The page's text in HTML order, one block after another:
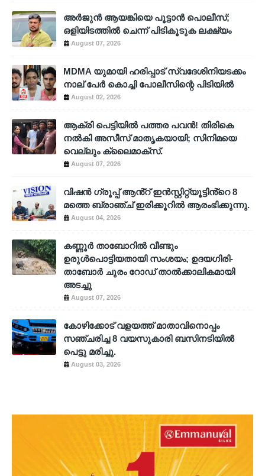
അര്‍ജുന്‍ ആയങ്കിയെ പൂട്ടാന്‍ പൊലീസ്;
ഒളിയിടത്തില്‍ ചെന്ന് പിടികൂടുക ലക്ഷ്യം
August 07, 2026
MDMA യുമായി ഹരിപ്പാട് സ്വദേശിനിയടക്കം
നാല് പേർ കൊച്ചി പോലീസിന്റെ പിടിയിൽ
August 02, 2026
ആക്രി പെട്ടിയിൽ പത്തര പവൻ! തിരികെ
നൽകി അസീസ് മാതൃകയായി; സിനിമയെ
വെല്ലും ക്ലൈമാക്സ്.
August 07, 2026
വിഷൻ ഗ്രൂപ്പ് ആൻ്റ് ഇൻസ്റ്റിറ്റ്യൂട്ടിൻ്റെ 8
മത്തെ ബ്രാഞ്ച് ഇരിക്കൂറിൽ ആരംഭിക്കുന്നു.
August 04, 2026
കണ്ണൂർ താബോറിൽ വീണ്ടും
ഉരുൾപൊട്ടിയതായി സംശയം; ഉദയഗിരി-
താബോർ ചുരം റോഡ് താൽക്കാലികമായി
അടച്ചു
August 07, 2026
കോഴിക്കോട് വളയത്ത് മാതാവിനൊപ്പം
സഞ്ചരിച്ച 8 വയസുകാരി ബസിനടിയിൽ
പെട്ടു മരിച്ചു.
August 03, 2026